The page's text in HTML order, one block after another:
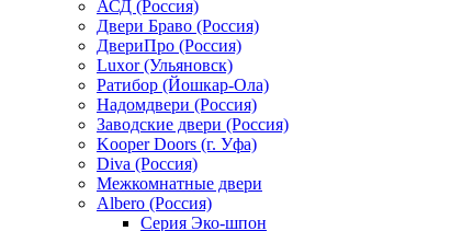
АСД (Россия)
Двери Браво (Россия)
ДвериПро (Россия)
Luxor (Ульяновск)
Ратибор (Йошкар-Ола)
Надомдвери (Россия)
Заводские двери (Россия)
Kooper Doors (г. Уфа)
Diva (Россия)
Межкомнатные двери
Albero (Россия)
Серия Эко-шпон